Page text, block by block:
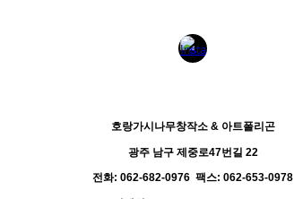
호랑가시나무창작소 & 아트폴리곤
광주 남구 제중로47번길 22
전화: 062-682-0976 팩스: 062-653-0978